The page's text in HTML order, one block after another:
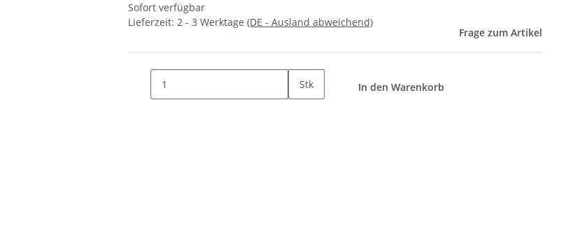
Sofort verfügbar
Lieferzeit: 2 - 3 Werktage (DE - Ausland abweichend)
Frage zum Artikel
Stk In den Warenkorb